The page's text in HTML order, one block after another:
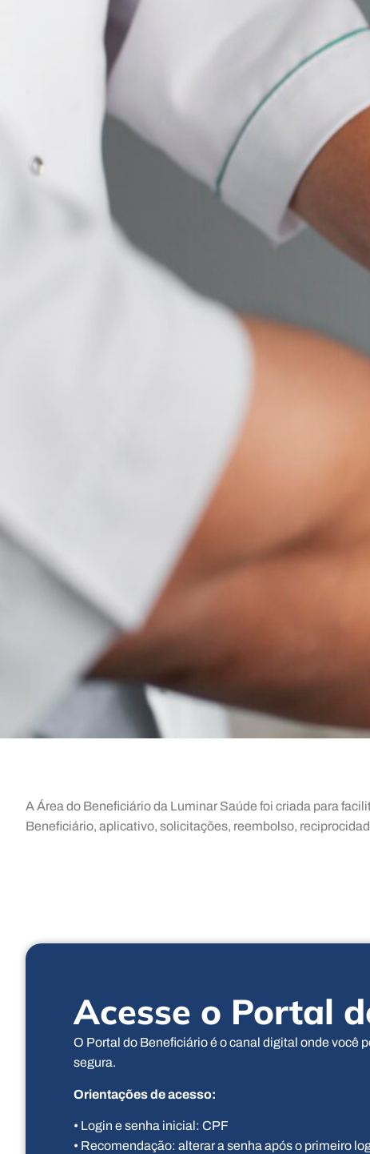
A Área do Beneficiário da Luminar Saúde foi criada para
Beneficiário, aplicativo, solicitações, reembolso,
Acesse o Portal
O Portal do Beneficiário é o canal digital onde você
segura.
Orientações de acesso:
• Login e senha inicial: CPF
• Recomendação: alterar a senha após o primeiro